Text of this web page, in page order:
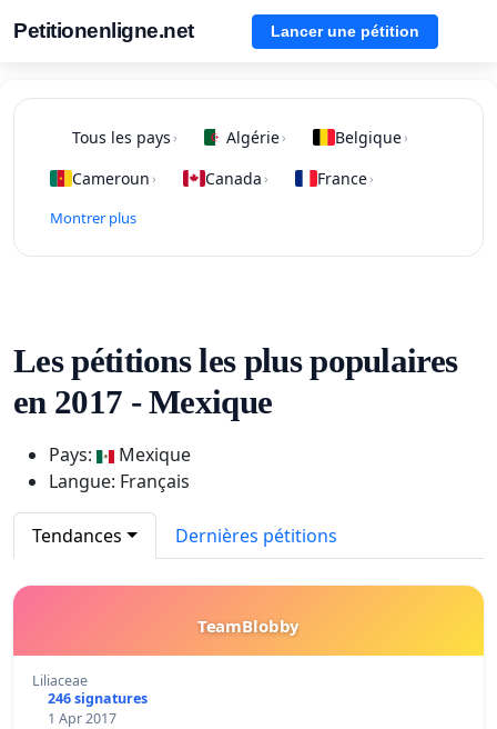
Petitionenligne.net Lancer une pétition
Tous les pays › Algérie› Belgique›
Cameroun › Canada › France›
Montrer plus
Les pétitions les plus populaires
en 2017 - Mexique
Pays:
Mexique
Langue: Français
Tendances Dernières pétitions
TeamBlobby
Liliaceae
246 signatures
1 Apr 2017